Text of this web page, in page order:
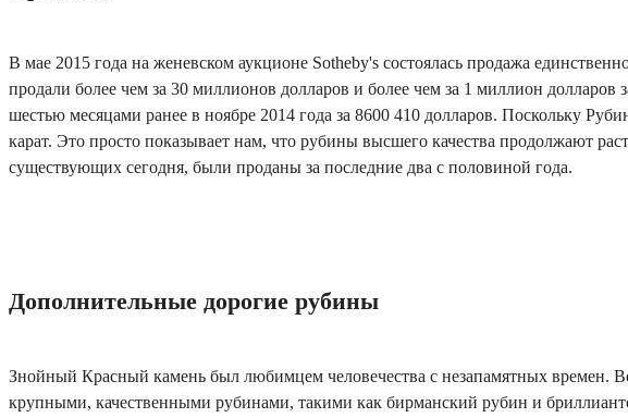
В мае 2015 года на женевском аукционе Sotheby's состоялась продажа
продали более чем за 30 миллионов долларов и более чем за 1 миллион
шестью месяцами ранее в ноябре 2014 года за 8600 410 долларов. Поскольку
карат. Это просто показывает нам, что рубины высшего качества продолжают
существующих сегодня, были проданы за последние два с половиной года.
Дополнительные дорогие рубины
Знойный Красный камень был любимцем человечества с незапамятных
крупными, качественными рубинами, такими как бирманский рубин и